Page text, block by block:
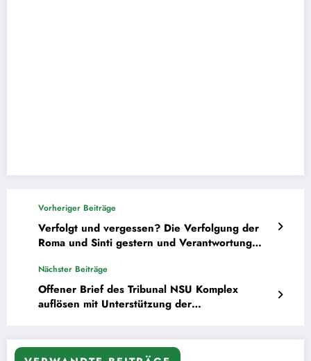
Vorheriger Beiträge
Verfolgt und vergessen? Die Verfolgung der
Roma und Sinti gestern und Verantwortung
Nächster Beiträge
Offener Brief des Tribunal NSU Komplex
auflösen mit Unterstützung der